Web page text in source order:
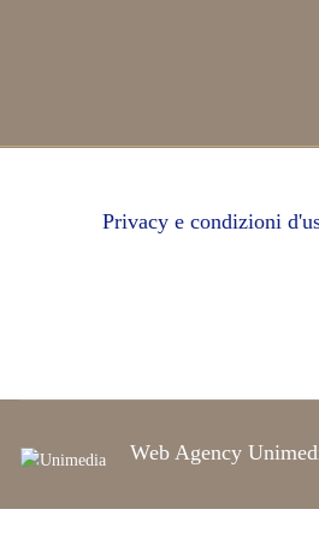
Privacy e condizioni
Web Agency